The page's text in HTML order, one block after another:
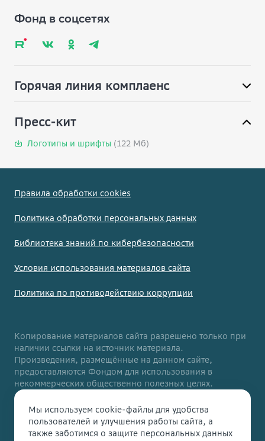
Глоссарий
Фонд в соцсетях
Горячая линия комплаенс
Пресс-кит
Логотипы и шрифты (122 Мб)
Правила обработки cookies
Политика обработки персональных данных
Библиотека знаний по кибербезопасности
Условия использования материалов сайта
Политика по противодействию коррупции
Копирование материалов сайта разрешено только при
наличии ссылки на источник материала.
Произведения, размещённые на данном сайте,
предоставляются Фондом для использования в
некоммерческих общественно полезных целях.
Данный сайт адаптирован для людей с ограниченными
возможностями здоровья. Если вы столкнулись с
трудностями при использовании нашего сайта,
Мы используем cookie-файлы для удобства
пользователей и улучшения работы сайта, а
также заботимся о защите персональных данных